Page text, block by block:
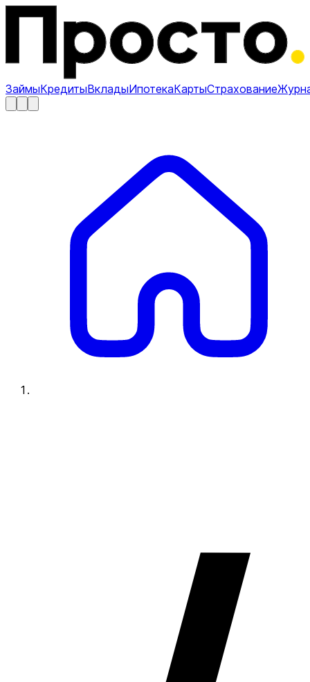
ЗаймыКредитыВкладыИпотекаКартыСтрахование